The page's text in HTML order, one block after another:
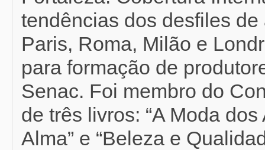
tendências dos desfiles
Paris, Roma, Milão e
para formação de
Senac. Foi membro do
de três livros: “A Moda
Alma” e “Beleza e